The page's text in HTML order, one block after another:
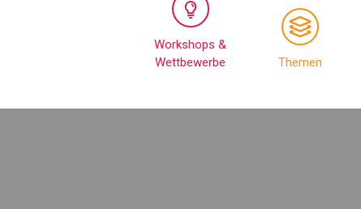
Workshops &
Wettbewerbe
Themen